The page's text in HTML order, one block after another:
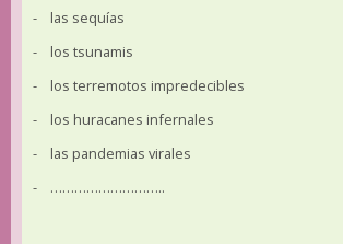
- las sequías
- los tsunamis
- los terremotos impredecibles
- los huracanes infernales
- las pandemias virales
- ………………………..